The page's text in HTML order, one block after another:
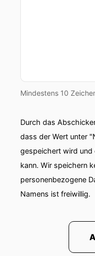
Mindestens 10
Durch das
dass der Wert unter
gespeichert wird
kann. Wir speichern
personenbezogene
Namens ist freiwillig.